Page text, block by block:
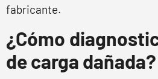
fabricante.
¿Cómo
de carga dañada?